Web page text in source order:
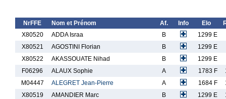
NrFFE Nom et Prénom Af. Info Elo
X80520
ADDA Israa B
1299 E
X80521
AGOSTINI Florian B
1299 E
X80522
AKASSOUATE Nihad B
1299 E
F06296
ALAUX Sophie A 1783 F
M04447
ALEGRET Jean-Pierre A 1684 F
X80519
AMANDIER Marc B 1299 E